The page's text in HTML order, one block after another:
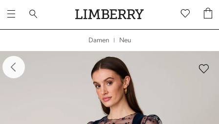
Damen Neu
überspringen